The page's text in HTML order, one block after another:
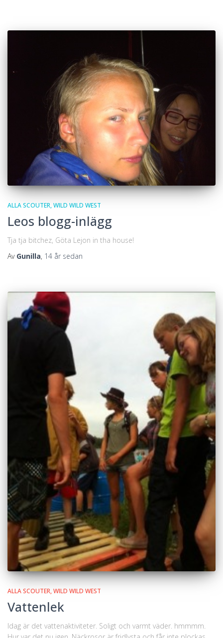
ALLA SCOUTER WILD WILD WEST
Leos blogg-inlägg
Tja tja bitchez, Göta Lejon in tha house!
Av Gunilla, 14 år sedan
ALLA SCOUTER WILD WILD WEST
Vattenlek
Idag är det vattenaktiviteter. Soligt och varmt väder. hmmmm.